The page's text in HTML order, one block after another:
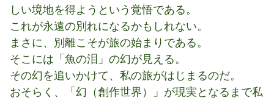
しい境地を得ようという覚悟である。
これが永遠の別れになるかもしれない。
まさに、別離こそが旅の始まりである。
そこには「魚の泪」の幻が見える。
その幻を追いかけて、私の旅がはじまるのだ。
おそらく、「幻（創作世界）」が現実となるまで私